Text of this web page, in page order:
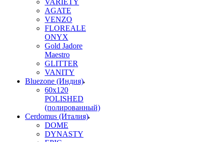
VARIETY
AGATE
VENZO
FLOREALE
ONYX
Gold Jadore
Maestro
GLITTER
VANITY
Bluezone (Индия)
60х120
POLISHED
(полированный)
Cerdomus (Италия)
DOME
DYNASTY